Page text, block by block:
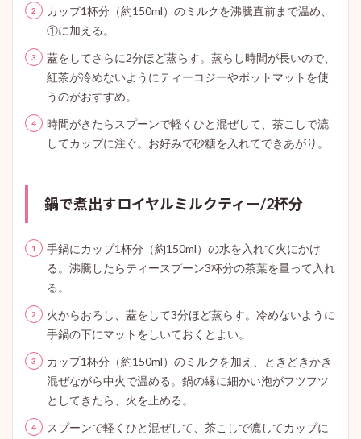
カップ1杯分（約150ml）のミルクを沸騰直前まで温め、
①に加える。
蓋をしてさらに2分ほど蒸らす。蒸らし時間が長いので、
紅茶が冷めないようにティーコジーやポットマットを使
うのがおすすめ。
時間がきたらスプーンで軽くひと混ぜして、茶こしで漉
してカップに注ぐ。お好みで砂糖を入れてできあがり。
鍋で煮出すロイヤルミルクティー/2杯分
手鍋にカップ1杯分（約150ml）の水を入れて火にかけ
る。沸騰したらティースプーン3杯分の茶葉を量って入れ
る。
火からおろし、蓋をして3分ほど蒸らす。冷めないように
手鍋の下にマットをしいておくとよい。
カップ1杯分（約150ml）のミルクを加え、ときどきかき
混ぜながら中火で温める。鍋の縁に細かい泡がフツフツ
としてきたら、火を止める。
スプーンで軽くひと混ぜして、茶こしで漉してカップに